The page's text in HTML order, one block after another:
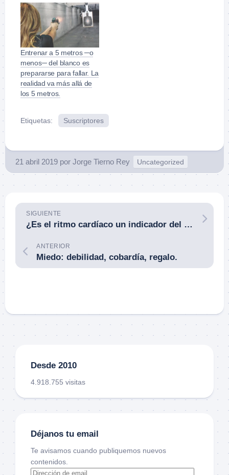
Entrenar a 5 metros ─o
menos─ del blanco es
prepararse para fallar. La
realidad va más allá de
los 5 metros.
Etiquetas: Suscriptores
21 abril 2019 por Jorge Tierno Rey Uncategorized
SIGUIENTE
¿Es el ritmo cardíaco un indicador del rendimiento de un policía durante un incidente?
ANTERIOR
Miedo: debilidad, cobardía, regalo.
Desde 2010
4.918.755 visitas
Déjanos tu email
Te avisamos cuando publiquemos nuevos
contenidos.